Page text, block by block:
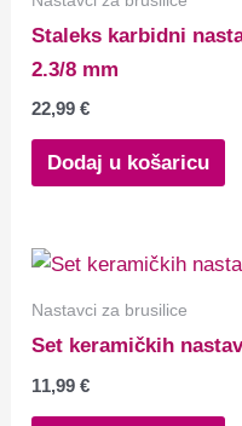
Staleks karbidni
2.3/8 mm
22,99€
Dodaj u košaricu
Nastavci za brusilice
Set keramičkih
11,99€